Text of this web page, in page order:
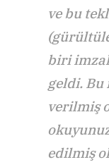
ve bu
biri
geldi.
verilmiş
edilmiş